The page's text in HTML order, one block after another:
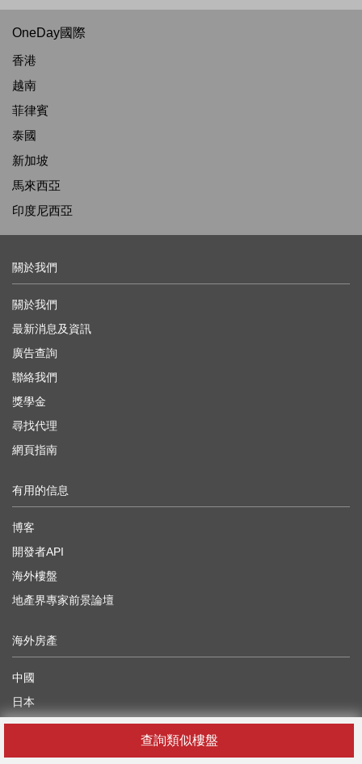
查詢類似樓盤
OneDay國際
香港
越南
菲律賓
泰國
新加坡
馬來西亞
印度尼西亞
關於我們
關於我們
最新消息及資訊
廣告查詢
聯絡我們
獎學金
尋找代理
網頁指南
有用的信息
博客
開發者API
海外樓盤
地產界專家前景論壇
海外房產
中國
日本
柬埔寨